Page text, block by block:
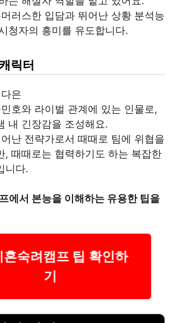
러스한 입담과 뛰어난 상황 분석능
청자의 흥미를 유도합니다.
릭터
은
호와 라이벌 관계에 있는 인물로,
내 긴장감을 조성해요.
난 전략가로서 때때로 팀에 위협을
, 때때로는 협력하기도 하는 복잡한
니다.
에서 본능을 이해하는 유용한 팁을
혼숙려캠프 팁 확인하
기